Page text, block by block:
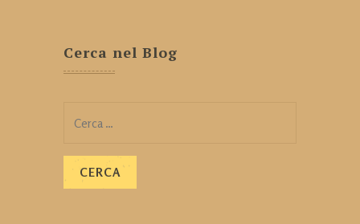
Cerca nel Blog